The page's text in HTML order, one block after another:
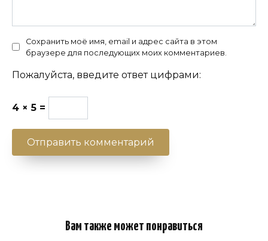
Сохранить моё имя, email и адрес сайта в этом
браузере для последующих моих комментариев.
Пожалуйста, введите ответ цифрами:
4 × 5 =
Вам также может понравиться